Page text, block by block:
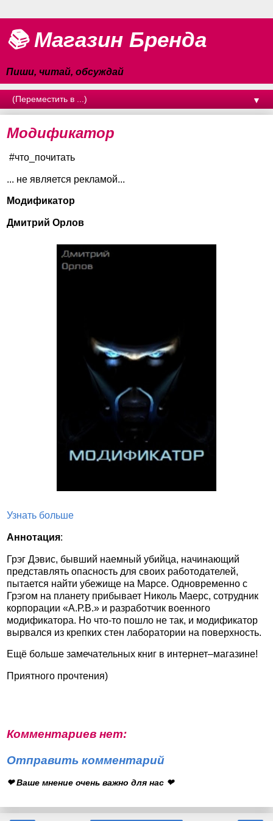
📚 Магазин Бренда
Пиши, читай, обсуждай
▼
Модификатор
#что_почитать
... не является рекламой...
Модификатор
Дмитрий Орлов
Узнать больше
Аннотация:
Грэг Дэвис, бывший наемный убийца, начинающий
представлять опасность для своих работодателей,
пытается найти убежище на Марсе. Одновременно с
Грэгом на планету прибывает Николь Маерс, сотрудник
корпорации «А.Р.В.» и разработчик военного
модификатора. Но что-то пошло не так, и модификатор
вырвался из крепких стен лаборатории на поверхность.
Ещё больше замечательных книг в интернет–магазине!
Приятного прочтения)
Комментариев нет:
Отправить комментарий
❤ Ваше мнение очень важно для нас ❤